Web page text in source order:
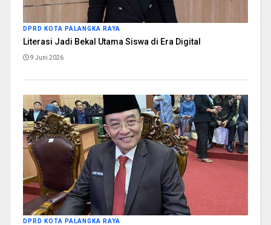
DPRD KOTA PALANGKA RAYA
Literasi Jadi Bekal Utama Siswa di Era Digital
9 Juni 2026
DPRD KOTA PALANGKA RAYA